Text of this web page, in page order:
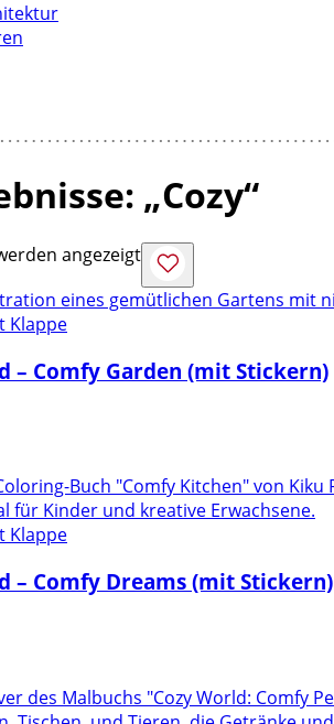
„Cozy“
angezeigt
Klappe
– Comfy Garden (mit Stickern)
Klappe
– Comfy Dreams (mit Stickern)